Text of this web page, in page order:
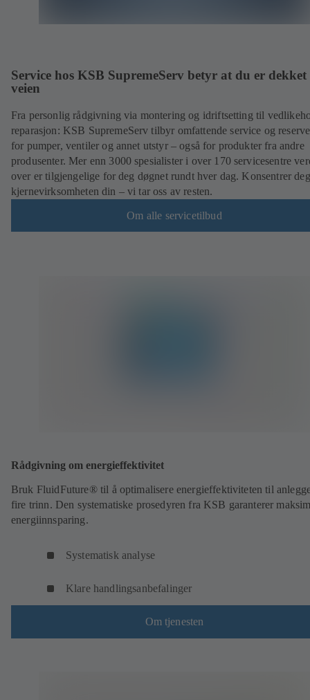
Service hos KSB SupremeServ betyr at du er dekket
veien
Fra personlig rådgivning via montering og idriftsetting til
reparasjon: KSB SupremeServ tilbyr omfattende service og
for pumper, ventiler og annet utstyr – også for produkter fra andre
produsenter. Mer enn 3000 spesialister i over 170 servicesentre
over er tilgjengelige for deg døgnet rundt hver dag. Konsentrer
kjernevirksomheten din – vi tar oss av resten.
Om alle servicetilbud
Rådgivning om energieffektivitet
Bruk FluidFuture® til å optimalisere energieffektiviteten til
fire trinn. Den systematiske prosedyren fra KSB garanterer
energiinnsparing.
Systematisk analyse
Klare handlingsanbefalinger
Om tjenesten